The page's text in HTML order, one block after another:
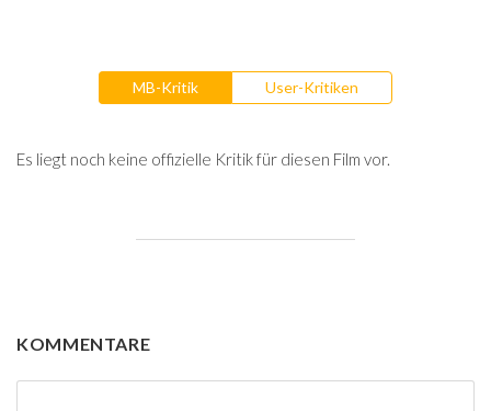
MB-Kritik User-Kritiken
Es liegt noch keine offizielle Kritik für diesen Film vor.
KOMMENTARE